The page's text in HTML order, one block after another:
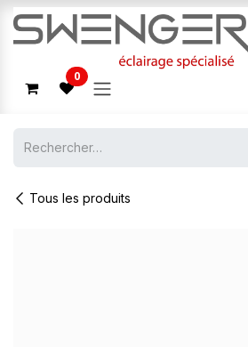
Se rendre au contenu
0
Tous les produits